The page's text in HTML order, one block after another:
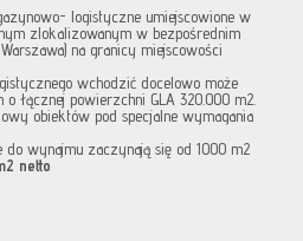
logistyczne umiejscowione w
zlokalizowanym w bezpośrednim
na granicy miejscowości
wchodzić docelowo może
łącznej powierzchni GLA 320.000 m2.
obiektów pod specjalne wymagania
do wynajmu zaczynają się od 1000 m2
netto